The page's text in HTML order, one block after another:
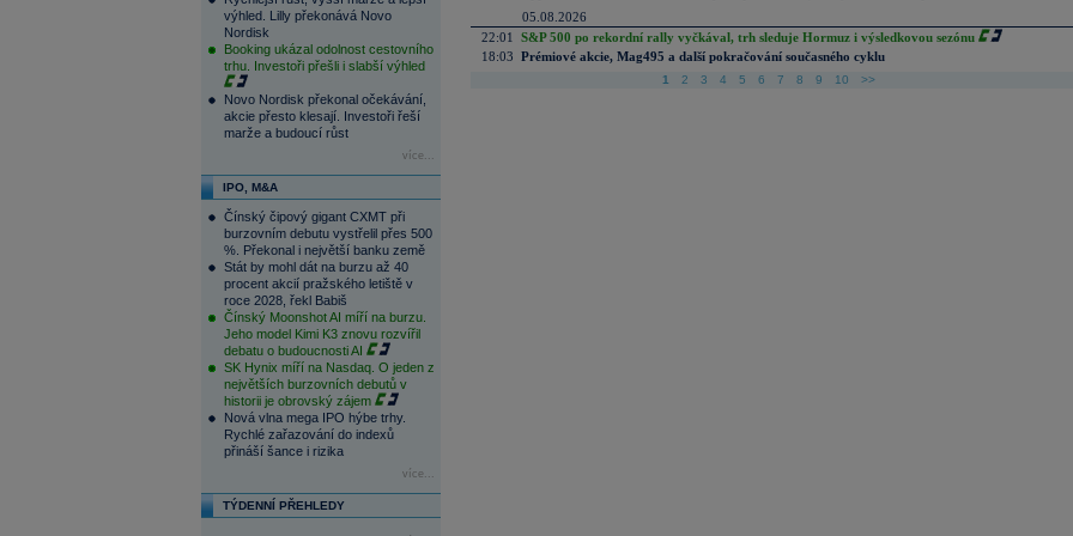
výhled. Lilly překonává Novo
Nordisk
Booking ukázal odolnost cestovního
trhu. Investoři přešli i slabší výhled
Novo Nordisk překonal očekávání,
akcie přesto klesají. Investoři řeší
marže a budoucí růst
více...
IPO, M&A
Čínský čipový gigant CXMT při
burzovním debutu vystřelil přes 500
%. Překonal i největší banku země
Stát by mohl dát na burzu až 40
procent akcií pražského letiště v
roce 2028, řekl Babiš
Čínský Moonshot AI míří na burzu.
Jeho model Kimi K3 znovu rozvířil
debatu o budoucnosti AI
SK Hynix míří na Nasdaq. O jeden z
největších burzovních debutů v
historii je obrovský zájem
Nová vlna mega IPO hýbe trhy.
Rychlé zařazování do indexů
přináší šance i rizika
více...
TÝDENNÍ PŘEHLEDY
05.08.2026
22:01
S&P 500 po rekordní rally vyčkával, trh sleduje Hormuz i výsledkovou sezónu
18:03 Prémiové akcie, Mag495 a další pokračování současného cyklu
1 2 3 4 5 6 7 8 9 10 >>